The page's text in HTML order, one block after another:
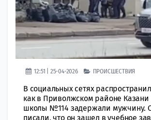
12:51 | 25-04-2026 ПРОИСШЕСТВИЯ
В социальных сетях
как в Приволжском районе Казани
школы №114 задержали мужчину.
писали, что он зашел в учебное